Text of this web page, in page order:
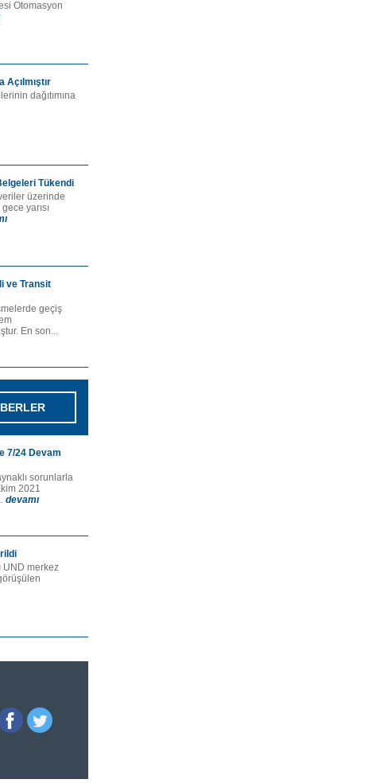
Otomasyon
dağıtımına
Tükendi
üzerinde
yarısı
ve Transit
geçiş
En son...
7/24 Devam
sorunlarla
2021
devamı
UND merkez